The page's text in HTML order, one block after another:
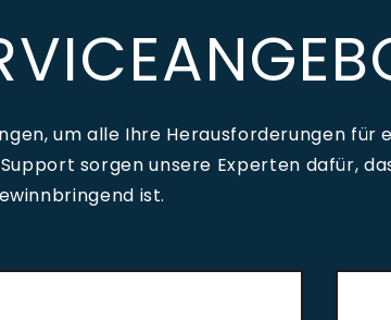
um alle Ihre Herausforderungen
sorgen unsere Experten dafür,
ist.